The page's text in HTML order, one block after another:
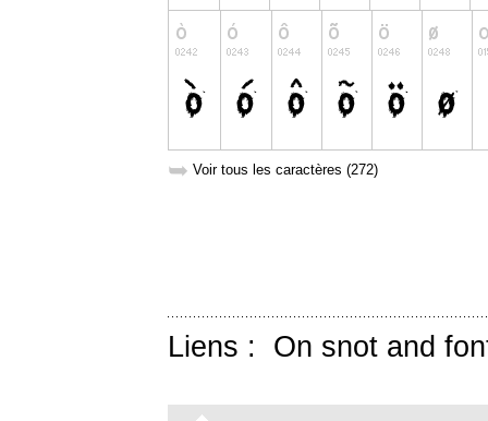
➥ Voir tous les caractères (272)
Liens : On snot and